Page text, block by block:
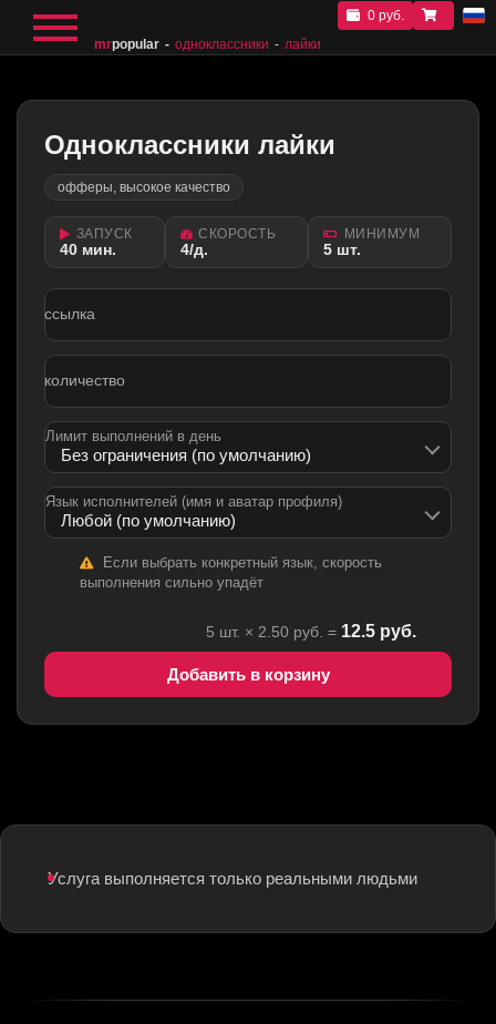
mrpopular одноклассники лайки
0 руб.
Одноклассники лайки
офферы, высокое качество
ЗАПУСК
40 мин.
СКОРОСТЬ
4/д.
МИНИМУМ
5 шт.
ссылка
количество
Лимит выполнений в день
Язык исполнителей (имя и аватар профиля)
Если выбрать конкретный язык, скорость
выполнения сильно упадёт
5 шт. × 2.50 руб. = 12.5 руб.
Добавить в корзину
Услуга выполняется только реальными людьми